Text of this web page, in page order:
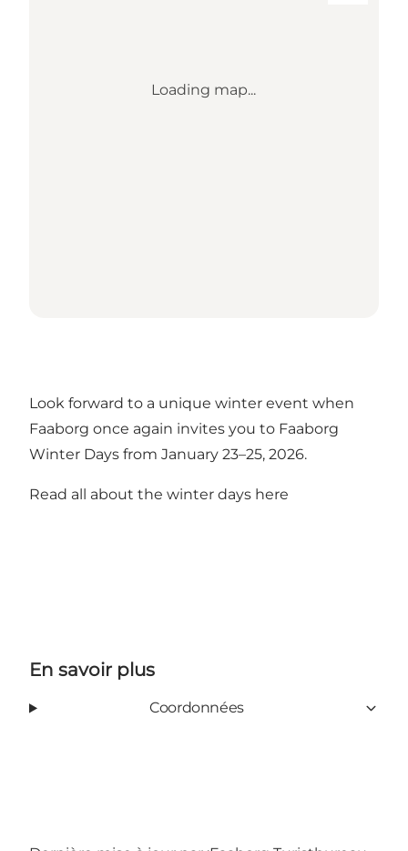
Loading map...
Look forward to a unique winter event when
Faaborg once again invites you to Faaborg
Winter Days from January 23–25, 2026.
Read all about the winter days here
En savoir plus
Coordonnées